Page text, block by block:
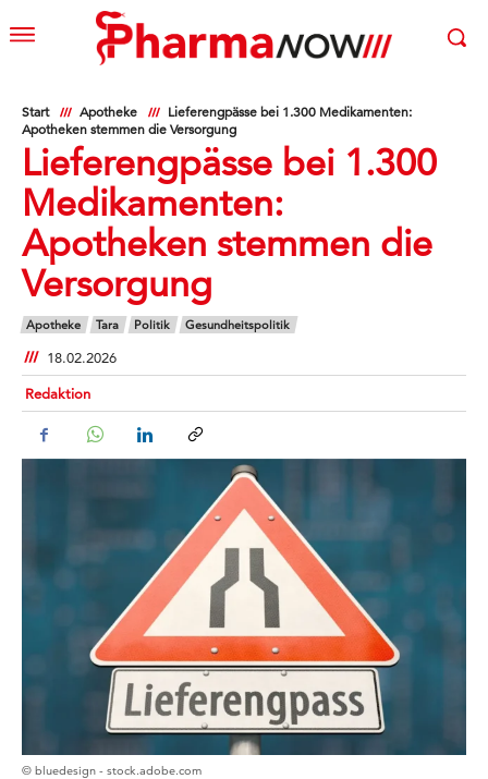
Start Apotheke
Lieferengpässe bei 1.300 Medikamenten:
Apotheken stemmen die Versorgung
Lieferengpässe bei 1.300
Medikamenten:
Apotheken stemmen die
Versorgung
Apotheke Tara Politik Gesundheitspolitik
18.02.2026
Redaktion
© bluedesign - stock.adobe.com